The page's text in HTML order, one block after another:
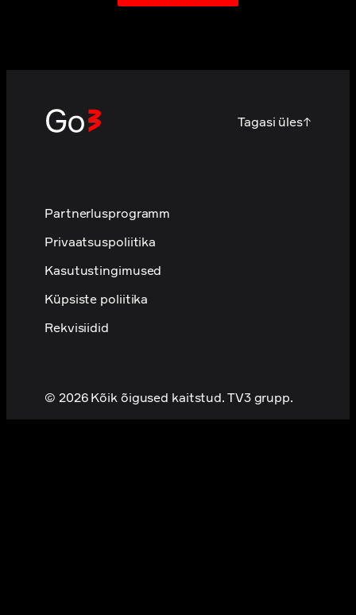
Tagasi üles↑
© 2026 Kõik õigused kaitstud. TV3 grupp.
Partnerlusprogramm
Privaatsuspoliitika
Kasutustingimused
Küpsiste poliitika
Rekvisiidid